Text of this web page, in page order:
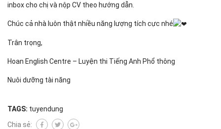
inbox cho chị và nộp CV theo hướng dẫn.
Chúc cả nhà luôn thật nhiều năng lượng tích cực nhé
Trân trọng,
Hoan English Centre – Luyện thi Tiếng Anh Phổ thông
Nuôi dưỡng tài năng
TAGS: tuyendung
Chia sẻ: